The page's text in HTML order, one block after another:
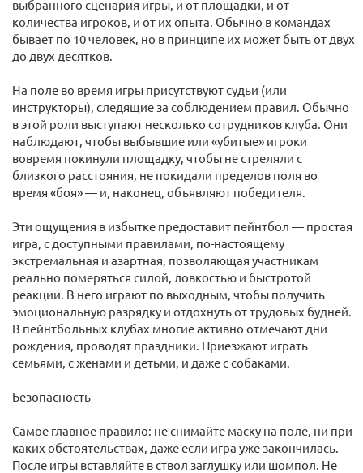
выбранного сценария игры, и от площадки, и от
количества игроков, и от их опыта. Обычно в командах
бывает по 10 человек, но в принципе их может быть от двух
до двух десятков.
На поле во время игры присутствуют судьи (или
инструкторы), следящие за соблюдением правил. Обычно
в этой роли выступают несколько сотрудников клуба. Они
наблюдают, чтобы выбывшие или «убитые» игроки
вовремя покинули площадку, чтобы не стреляли с
близкого расстояния, не покидали пределов поля во
время «боя» — и, наконец, объявляют победителя.
Эти ощущения в избытке предоставит пейнтбол — простая
игра, с доступными правилами, по-настоящему
экстремальная и азартная, позволяющая участникам
реально померяться силой, ловкостью и быстротой
реакции. В него играют по выходным, чтобы получить
эмоциональную разрядку и отдохнуть от трудовых будней.
В пейнтбольных клубах многие активно отмечают дни
рождения, проводят праздники. Приезжают играть
семьями, с женами и детьми, и даже с собаками.
Безопасность
Самое главное правило: не снимайте маску на поле, ни при
каких обстоятельствах, даже если игра уже закончилась.
После игры вставляйте в ствол заглушку или шомпол. Не